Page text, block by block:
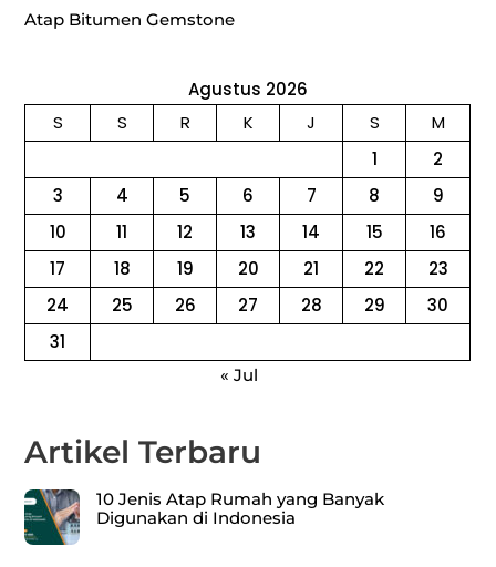
Atap Bitumen Gemstone
Agustus 2026
S
S R K J S
M
1
2
3
4 5 6 7 8
9
10
11 12 13 14 15
16
17
18 19 20 21 22
23
24
25 26 27 28 29
30
31
« Jul
Artikel Terbaru
10 Jenis Atap Rumah yang Banyak
Digunakan di Indonesia